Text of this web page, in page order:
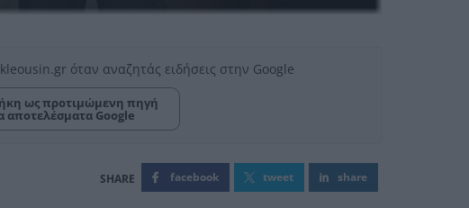
όταν αναζητάς ειδήσεις στην Google
ως προτιμώμενη πηγή
αποτελέσματα Google
facebook tweet share